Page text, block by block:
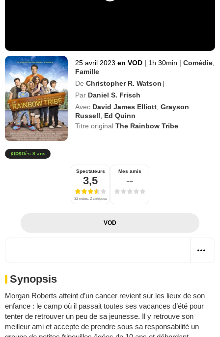
25 avril 2023 en VOD | 1h 30min | Comédie
Famille
De Christopher R. Watson |
Par Daniel S. Frisch
Avec David James Elliott ,Grayson
Russell
Ed Quinn
Titre originalThe Rainbow Tribe
Dès 8 ans
Spectateurs
3,5
32 notes, 2 critiques
Mes amis
--
VOD
Synopsis
Morgan Roberts atteint d’un cancer revient sur les lieux de son
enfance : le camp où il passait toutes ses vacances d’été pour
tenter de retrouver un peu de sa jeunesse. Il y retrouve son
meilleur ami et accepte de prendre sous sa responsabilité un